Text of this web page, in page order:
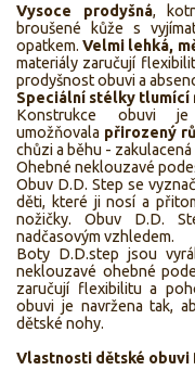
Vysoce prodyšná,
broušené kůže s
opatkem.Velmi lehká,
materiály zaručují
prodyšnost obuvi a
Speciální stélky tlumící
Konstrukce obuvi
umožňovala přirozený
chůzi a běhu - zakulacená
Ohebné neklouzavé
Obuv D.D. Step se
děti, které ji nosí a
nožičky. Obuv D.D.
nadčasovým vzhledem.
Boty D.D.step jsou
neklouzavé ohebné
zaručují flexibilitu a
obuvi je navržena tak,
dětské nohy.
Vlastnosti dětské obuvi